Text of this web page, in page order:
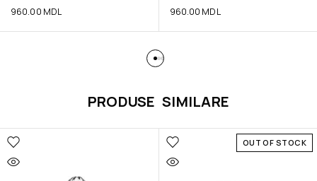
960.00 MDL 960.00 MDL
PRODUSE SIMILARE
OUT OF STOCK